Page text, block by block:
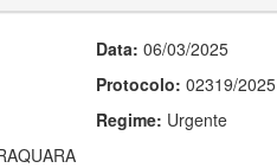
Data: 06/03/2025
Protocolo: 02319/2025
Regime: Urgente